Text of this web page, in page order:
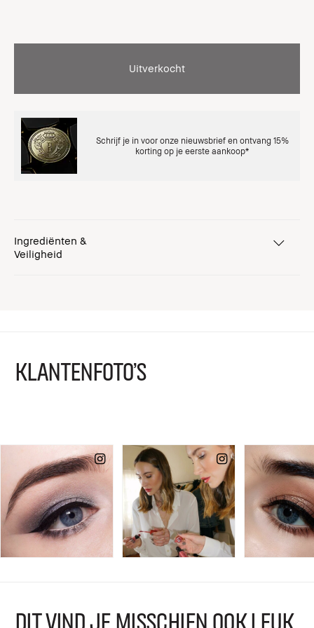
Uitverkocht
Schrijf je in voor onze nieuwsbrief en ontvang 15%
korting op je eerste aankoop*
Ingrediënten &
Veiligheid
KLANTENFOTO'S
DIT VIND JE MISSCHIEN OOK LEUK